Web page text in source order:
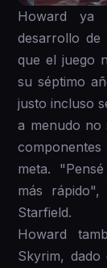
Howard ya
desarrollo de
que el juego
su séptimo
justo incluso
a menudo no
meta.
más
Starfield.
Howard
Skyrim,